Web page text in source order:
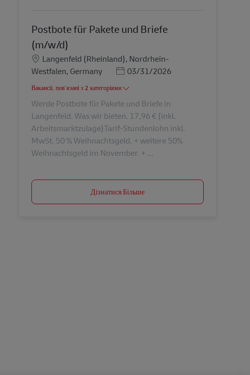
Postbote für Pakete und Briefe
(m/w/d)
Місцезнаходження
Langenfeld (Rheinland), Nordrhein-
Westfalen, Germany
Posted Date
03/31/2026
Вакансії, пов’язані з 2 категоріями
Werde Postbote für Pakete und Briefe in
Langenfeld. Was wir bieten. 17,96 € (inkl.
Arbeitsmarktzulage)Tarif-Stundenlohn inkl.
MwSt. 50 % Weihnachtsgeld. + weitere 50%
Weihnachtsgeld im November. + ...
Дізнатися Більше